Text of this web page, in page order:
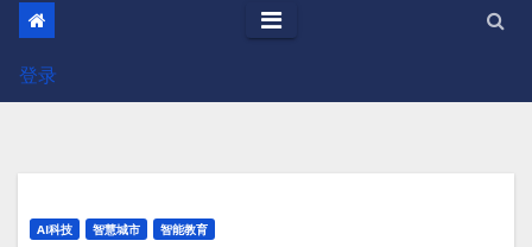
登录
AI科技 智慧城市 智能教育